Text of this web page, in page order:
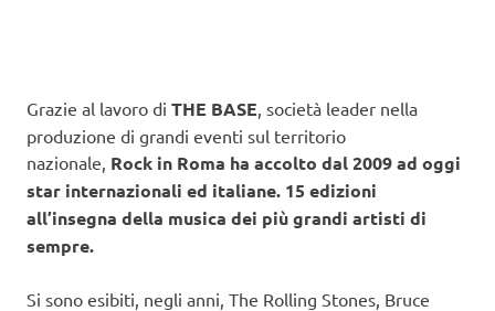
Grazie al lavoro di THE BASE , società leader nella
produzione di grandi eventi sul territorio
nazionale, Rock in Roma ha accolto dal 2009 ad oggi
star internazionali ed italiane. 15 edizioni
all’insegna della musica dei più grandi artisti di
sempre.
Si sono esibiti, negli anni, The Rolling Stones, Bruce